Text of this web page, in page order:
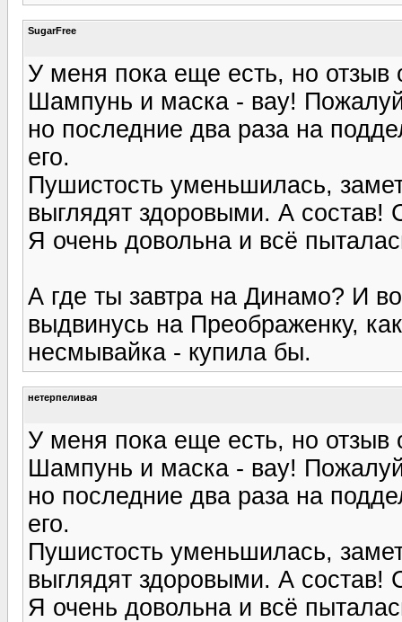
SugarFree
У меня пока еще есть, но отзыв
Шампунь и маска - вау!
но последние два раза на
его.
Пушистость уменьшилась,
выглядят здоровыми. А состав!
Я очень довольна и всё
А где ты завтра на Динамо? И
выдвинусь на Преображенку,
несмывайка - купила бы.
нетерпеливая
У меня пока еще есть, но отзыв
Шампунь и маска - вау!
но последние два раза на
его.
Пушистость уменьшилась,
выглядят здоровыми. А состав!
Я очень довольна и всё